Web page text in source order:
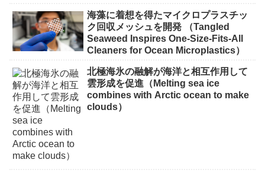
海藻に着想を得たマイクロプラスチッ
ク回収メッシュを開発 （Tangled
Seaweed Inspires One-Size-Fits-All
Cleaners for Ocean Microplastics）
北極海氷の融解が海洋と相互作用して
雲形成を促進（Melting sea ice
combines with Arctic ocean to make
clouds）